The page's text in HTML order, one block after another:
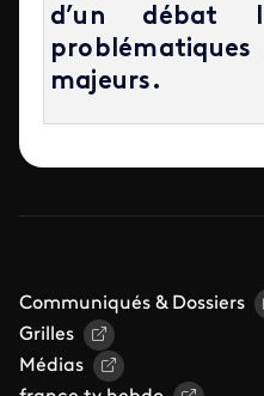
d’un débat
majeurs.
Communiqués & Dossiers
Grilles
Médias